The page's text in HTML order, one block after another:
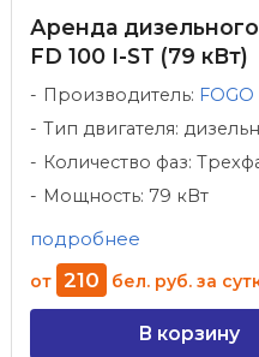
Аренда
FD 100 I-ST (79 кВт)
Производитель: FOGO
Тип двигателя:
Количество фаз:
Мощность: 79 кВт
подробнее
от 210 бел. руб. за
В корзину